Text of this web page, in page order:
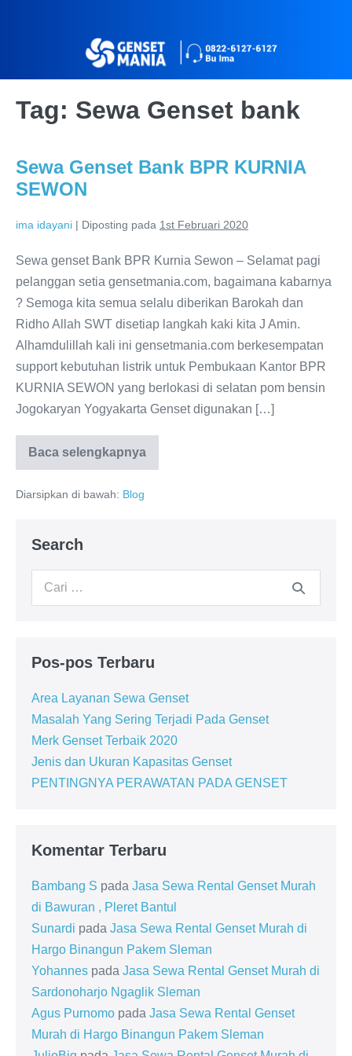
Tag: Sewa Genset bank
Sewa Genset Bank BPR KURNIA
SEWON
ima idayani | Diposting pada 1st Februari 2020
Sewa genset Bank BPR Kurnia Sewon – Selamat pagi
pelanggan setia gensetmania.com, bagaimana kabarnya
? Semoga kita semua selalu diberikan Barokah dan
Ridho Allah SWT disetiap langkah kaki kita J Amin.
Alhamdulillah kali ini gensetmania.com berkesempatan
support kebutuhan listrik untuk Pembukaan Kantor BPR
KURNIA SEWON yang berlokasi di selatan pom bensin
Jogokaryan Yogyakarta Genset digunakan […]
Baca selengkapnya
Diarsipkan di bawah: Blog
Search
Pos-pos Terbaru
Area Layanan Sewa Genset
Masalah Yang Sering Terjadi Pada Genset
Merk Genset Terbaik 2020
Jenis dan Ukuran Kapasitas Genset
PENTINGNYA PERAWATAN PADA GENSET
Komentar Terbaru
Bambang S pada Jasa Sewa Rental Genset Murah
di Bawuran , Pleret Bantul
Sunardi pada Jasa Sewa Rental Genset Murah di
Hargo Binangun Pakem Sleman
Yohannes pada Jasa Sewa Rental Genset Murah di
Sardonoharjo Ngaglik Sleman
Agus Purnomo pada Jasa Sewa Rental Genset
Murah di Hargo Binangun Pakem Sleman